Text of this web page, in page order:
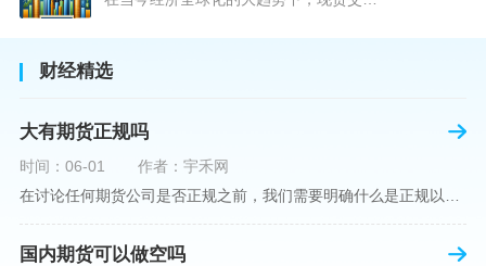
财经精选
大有期货正规吗
时间：06-01
作者：宇禾网
国内期货可以做空吗